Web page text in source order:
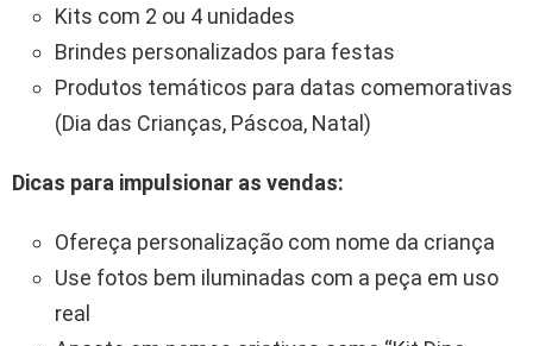
Kits com 2 ou 4 unidades
Brindes personalizados para festas
Produtos temáticos para datas comemorativas
(Dia das Crianças, Páscoa, Natal)
Dicas para impulsionar as vendas:
Ofereça personalização com nome da criança
Use fotos bem iluminadas com a peça em uso
real